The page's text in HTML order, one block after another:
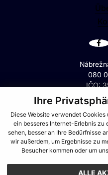
Ihre
Diese Website verwendet
ein besseres Internet-Erlebnis zu
sehen, besser an Ihre Bedürfnisse
wir außerdem, um Ergebnisse zu
Besucher kommen oder um
ALLE
080
IČO:
IČ DPH:
GPS:
+421
GDPR